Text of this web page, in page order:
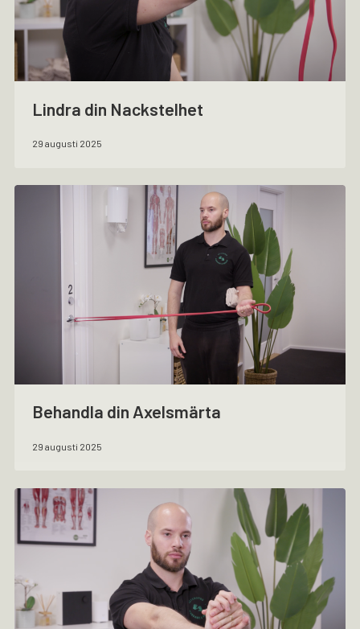
Lindra din Nackstelhet
29 augusti 2025
Behandla din Axelsmärta
29 augusti 2025